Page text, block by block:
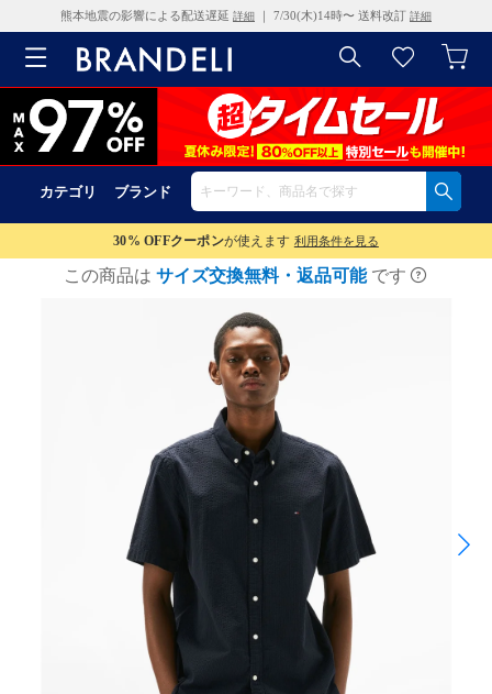
熊本地震の影響による配送遅延 詳細 ｜ 7/30(木)14時〜 送料改訂 詳細
カテゴリ ブランド
30% OFFクーポンが使えます 利用条件を見る
この商品は サイズ交換無料・返品可能 です